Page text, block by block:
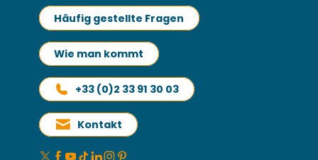
Häufig gestellte Fragen
Wie man kommt
+33 (0)2 33 91 30 03
Kontakt